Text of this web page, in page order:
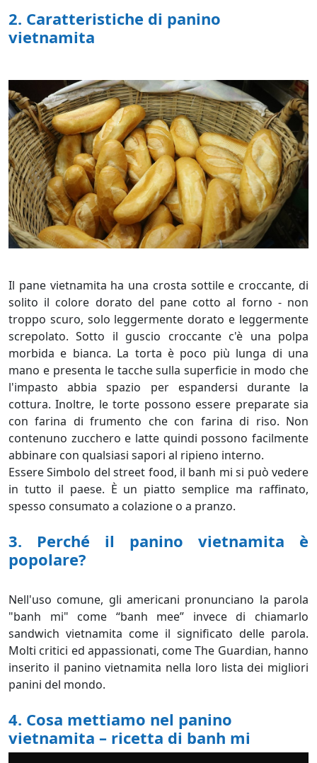
2. Caratteristiche di panino
vietnamita
Il pane vietnamita ha una crosta sottile e croccante, di
solito il colore dorato del pane cotto al forno - non
troppo scuro, solo leggermente dorato e leggermente
screpolato. Sotto il guscio croccante c'è una polpa
morbida e bianca. La torta è poco più lunga di una
mano e presenta le tacche sulla superficie in modo che
l'impasto abbia spazio per espandersi durante la
cottura. Inoltre, le torte possono essere preparate sia
con farina di frumento che con farina di riso. Non
contenuno zucchero e latte quindi possono facilmente
abbinare con qualsiasi sapori al ripieno interno.
Essere Simbolo del street food, il banh mi si può vedere
in tutto il paese. È un piatto semplice ma raffinato,
spesso consumato a colazione o a pranzo.
3. Perché il panino vietnamita è
popolare?
Nell'uso comune, gli americani pronunciano la parola
"banh mi" come “banh mee” invece di chiamarlo
sandwich vietnamita come il significato delle parola.
Molti critici ed appassionati, come The Guardian, hanno
inserito il panino vietnamita nella loro lista dei migliori
panini del mondo.
4. Cosa mettiamo nel panino
vietnamita – ricetta di banh mi